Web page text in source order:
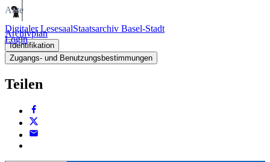
Digitaler LesesaalStaatsarchiv Basel-Stadt
Login
Akte
Archivplan
Identifikation
Zugangs- und Benutzungsbestimmungen
Teilen